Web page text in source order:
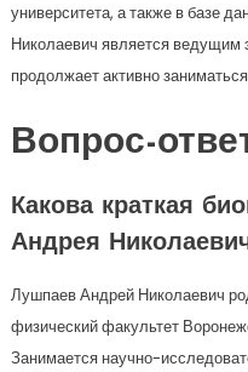
университета, а также в базе
Николаевич является ведущим
продолжает активно
Вопрос-
Какова краткая
Андрея
Лушпаев Андрей Николаевич
физический факультет
Занимается научно-